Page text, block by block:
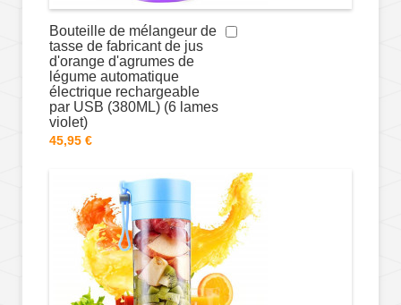
Bouteille de mélangeur de
tasse de fabricant de jus
d'orange d'agrumes de
légume automatique
électrique rechargeable
par USB (380ML) (6 lames
violet)
45,95 €